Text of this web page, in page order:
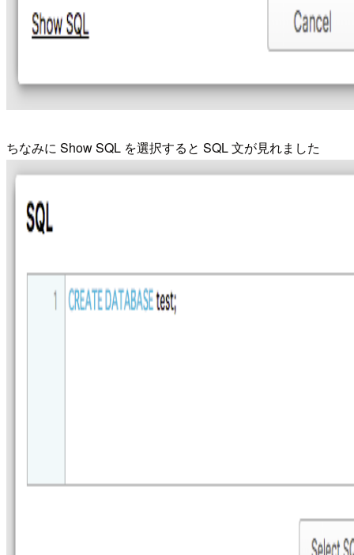
ちなみに Show SQL を選択すると SQL 文が見れました